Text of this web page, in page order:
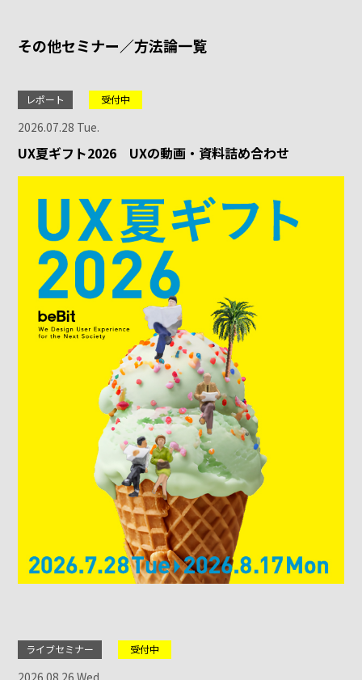
その他セミナー／方法論一覧
レポート 受付中
2026.07.28 Tue.
UX夏ギフト2026 UXの動画・資料詰め合わせ
ライブセミナー 受付中